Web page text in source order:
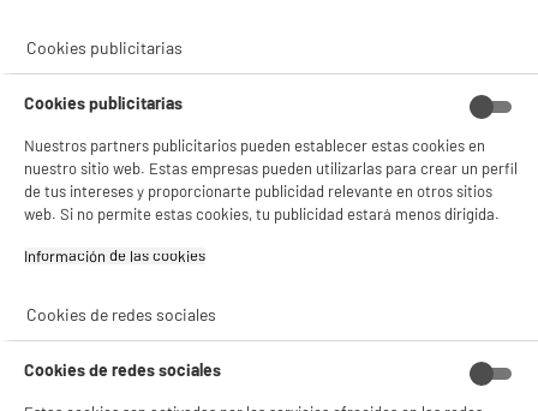
- 6 cucharas de mesa
- Resistente a impactos,
material ligero y estético
- Acero inoxidable de 1,8 mm
de grosor
Dimensiones del producto
Dimensiones paquete
AL 26 cm x AN 13,8 cm x PR 7
Cookies publicitarias
Cookies publicitarias
Nuestros partners publicitarios pueden establecer estas cookies en
nuestro sitio web. Estas empresas pueden utilizarlas para crear un perfil
de tus intereses y proporcionarte publicidad relevante en otros sitios
web. Si no permite estas cookies, tu publicidad estará menos dirigida.
Información de las cookies‎
Cookies de redes sociales
Cookies de redes sociales